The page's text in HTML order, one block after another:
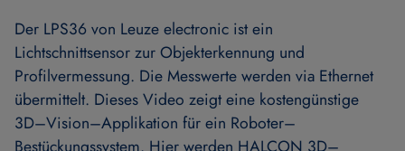
Der LPS36 von Leuze electronic ist ein
Lichtschnittsensor zur Objekterkennung und
Profilvermessung. Die Messwerte werden via Ethernet
übermittelt. Dieses Video zeigt eine kostengünstige
3D–Vision–Applikation für ein Roboter–